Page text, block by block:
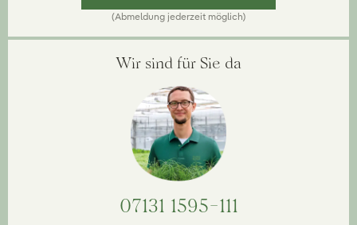
(Abmeldung jederzeit möglich)
Wir sind für Sie da
07131 1595-111